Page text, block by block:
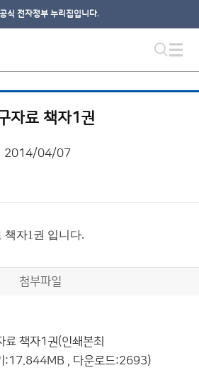
식 전자정부 누리집입니다.
자료 책자1권
2014/04/07
책자1권 입니다.
첨부파일
책자1권(인쇄본최
:17.844MB , 다운로드:2693)